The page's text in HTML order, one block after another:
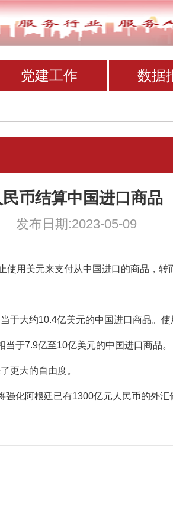
党建工作 数据
币结算中国进口商品
发布日期:2023-05-09
用美元来支付从中国进口的商品，
于大约10.4亿美元的中国进口商品。
于7.9亿至10亿美元的中国进口商品。
更大的自由度。
化阿根廷已有1300亿元人民币的外汇